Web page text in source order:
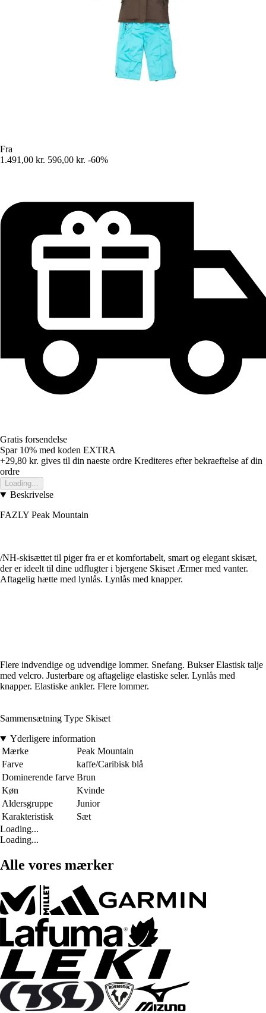
Fra
1.491,00 kr. 596,00 kr. -60%
Gratis forsendelse
Spar 10% med koden EXTRA
+29,80 kr. gives til din naeste ordre Krediteres efter bekraeftelse af din
ordre
Loading...
Beskrivelse
FAZLY Peak Mountain
/NH-skisættet til piger fra er et komfortabelt, smart og elegant skisæt,
der er ideelt til dine udflugter i bjergene Skisæt Ærmer med vanter.
Aftagelig hætte med lynlås. Lynlås med knapper.
Flere indvendige og udvendige lommer. Snefang. Bukser Elastisk talje
med velcro. Justerbare og aftagelige elastiske seler. Lynlås med
knapper. Elastiske ankler. Flere lommer.
Sammensætning Type Skisæt
Yderligere information
Mærke
Peak Mountain
Farve
kaffe/Caribisk blå
Dominerende farve Brun
Køn
Kvinde
Aldersgruppe
Junior
Karakteristisk
Sæt
Loading...
Loading...
Alle vores mærker